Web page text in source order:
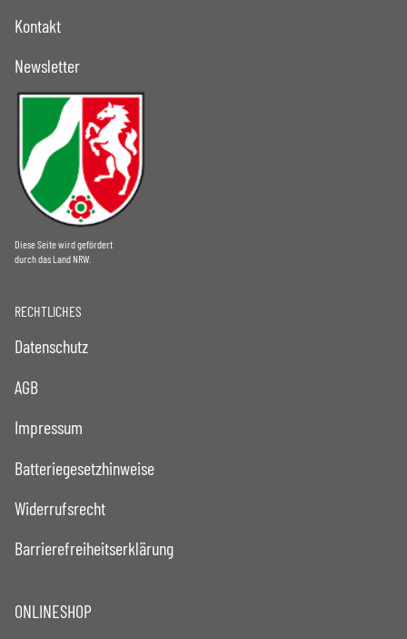
Kontakt
Newsletter
Diese Seite wird gefördert
durch das Land NRW.
RECHTLICHES
Datenschutz
AGB
Impressum
Batteriegesetzhinweise
Widerrufsrecht
Barrierefreiheitserklärung
ONLINESHOP